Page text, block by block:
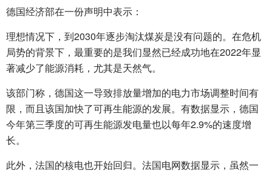
德国经济部在一份声明中表示：
理想情况下，到2030年逐步淘汰煤炭是没有问题的。在危机
局势的背景下，最重要的是我们显然已经成功地在2022年显
著减少了能源消耗，尤其是天然气。
该部门称，德国这一导致排放量增加的电力市场调整时间有
限，而且该国加快了可再生能源的发展。有数据显示，德国
今年第三季度的可再生能源发电量也以每年2.9%的速度增
长。
此外，法国的核电也开始回归。法国电网数据显示，虽然一